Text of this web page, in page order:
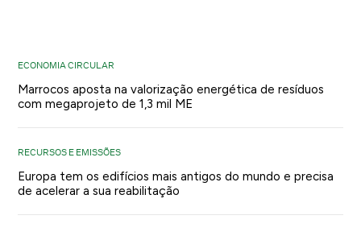
ECONOMIA CIRCULAR
Marrocos aposta na valorização energética de resíduos
com megaprojeto de 1,3 mil ME
RECURSOS E EMISSÕES
Europa tem os edifícios mais antigos do mundo e precisa
de acelerar a sua reabilitação